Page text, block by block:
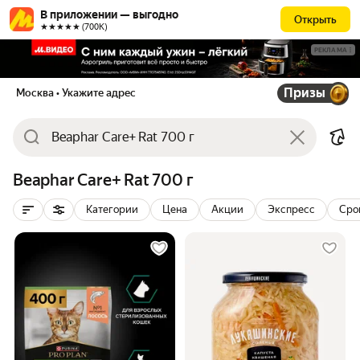
В приложении — выгодно
★★★★★ (700К)
Открыть
РЕКЛАМА
Москва • Укажите адрес Призы
Beaphar Care+ Rat 700 г
Категории Цена Акции Экспресс